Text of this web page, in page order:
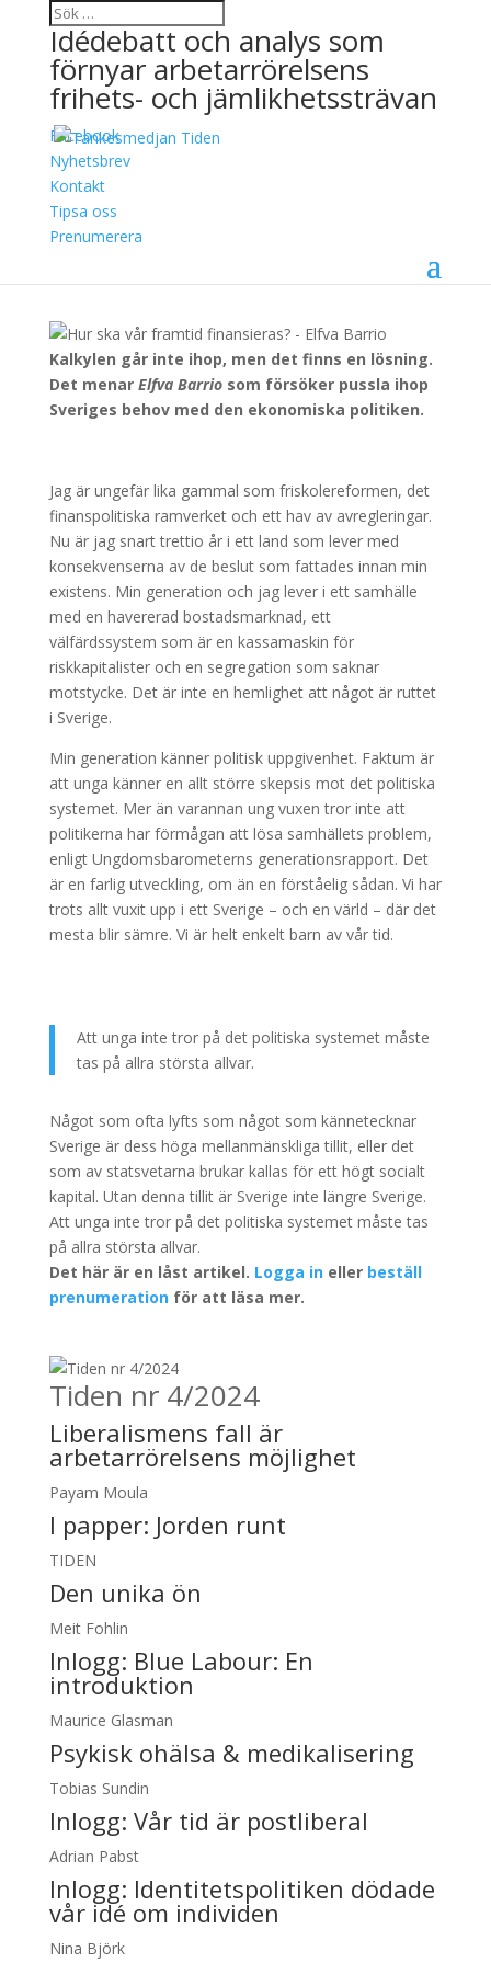
Idédebatt och analys som
förnyar arbetarrörelsens
frihets- och jämlikhetssträvan
Facebook
Nyhetsbrev
Kontakt
Tipsa oss
Prenumerera
Hur ska vår framtid
finansieras?
20 december, 2024
Kalkylen går inte ihop, men det finns en lösning.
Det menar Elfva Barriosom försöker pussla ihop
Sveriges behov med den ekonomiska politiken.
Jag är ungefär lika gammal som friskolereformen, det
finanspolitiska ramverket och ett hav av avregleringar.
Nu är jag snart trettio år i ett land som lever med
konsekvenserna av de beslut som fattades innan min
existens. Min generation och jag lever i ett samhälle
med en havererad bostadsmarknad, ett
välfärdssystem som är en kassamaskin för
riskkapitalister och en segregation som saknar
motstycke. Det är inte en hemlighet att något är ruttet
i Sverige.
Min generation känner politisk uppgivenhet. Faktum är
att unga känner en allt större skepsis mot det politiska
systemet. Mer än varannan ung vuxen tror inte att
politikerna har förmågan att lösa samhällets problem,
enligt Ungdomsbarometerns generationsrapport. Det
är en farlig utveckling, om än en förståelig sådan. Vi har
trots allt vuxit upp i ett Sverige – och en värld – där det
mesta blir sämre. Vi är helt enkelt barn av vår tid.
Att unga inte tror på det politiska systemet måste
tas på allra största allvar.
Något som ofta lyfts som något som kännetecknar
Sverige är dess höga mellanmänskliga tillit, eller det
som av statsvetarna brukar kallas för ett högt socialt
kapital. Utan denna tillit är Sverige inte längre Sverige.
Att unga inte tror på det politiska systemet måste tas
på allra största allvar.
Det här är en låst artikel. Logga ineller beställ
prenumerationför att läsa mer.
Tiden nr 4/2024
Liberalismens fall är
arbetarrörelsens möjlighet
Payam Moula
I papper: Jorden runt
TIDEN
Den unika ön
Meit Fohlin
Inlogg: Blue Labour: En
introduktion
Maurice Glasman
Psykisk ohälsa & medikalisering
Tobias Sundin
Inlogg: Vår tid är postliberal
Adrian Pabst
Inlogg: Identitetspolitiken dödade
vår idé om individen
Nina Björk